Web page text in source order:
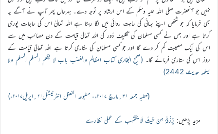
نہیں جو آنحضرت صلی اللہ علیہ وسلم کے اس ارشاد پر توجہ دے۔ بہرحال پھر آپ نے آگے یہ
بھی فرمایا کہ جو شخص اپنے بھائی کی حاجت روائی میں لگا رہتا ہے اللہ تعالیٰ اس کی حاجات پوری
کرتا ہے اور جس نے کسی مسلمان کی تکلیف دُور کی اللہ تعالیٰ قیامت کے دن مصائب میں سے
اس کی ایک مصیبت کم کر دے گا اور جو کسی مسلمان کی ستّاری کرتا ہے اللہ تعالیٰ قیامت کے
روز اس کی ستاری فرمائے گا۔ (صحیح البخاری کتاب المظالم والغضب باب لا یظلم المسلم المسلم ولا
یسلمہ حدیث 2442)
(خطبہ جمعہ ۳۱؍مارچ ۲۰۱۷ء، مطبوعہ الفضل انٹرنیشنل۲۱؍اپریل۲۰۱۷ء)
مزید پڑھیں: یَرْزُقْہُ مِنْ حَیْثُ لَا یَحْتَسِب کے عملی نظارے